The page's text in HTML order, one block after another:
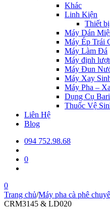
Khác
Linh Kiện
Thiết
Máy Dán
Máy Ép Trái
Máy Làm Đá
Máy định
Máy Đun
Máy Xay
Máy Pha –
Dụng Cụ
Thuốc Vệ
Liên Hệ
Blog
094 752.98.68
0
0
Trang chủ/Máy pha cà phê
CRM3145 & LD020